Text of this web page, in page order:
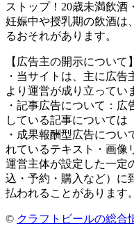
ストップ！20歳未満飲酒
妊娠中や授乳期の飲酒は
るおそれがあります。
【広告主の開示について】
・当サイトは、主に広
より運営が成り立ってい
・記事広告について：
している記事については
・成果報酬型広告につ
れているテキスト・画像
運営主体が設定した一定
込・予約・購入など）に
払われることがあります。
© クラフトビールの総合